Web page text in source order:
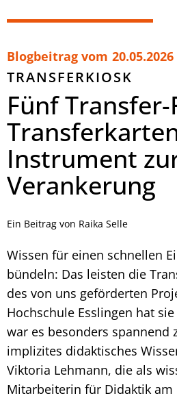
Blogbeitrag vom 20.05.2026
TRANSFERKIOSK
Fünf Transfer-
Instrument
Verankerung
Ein Beitrag von Raika Selle
Wissen für einen schnellen
bündeln: Das leisten die
des von uns geförderten
Hochschule Esslingen hat
war es besonders spannend
implizites didaktisches
Viktoria Lehmann, die als
Mitarbeiterin für Didaktik